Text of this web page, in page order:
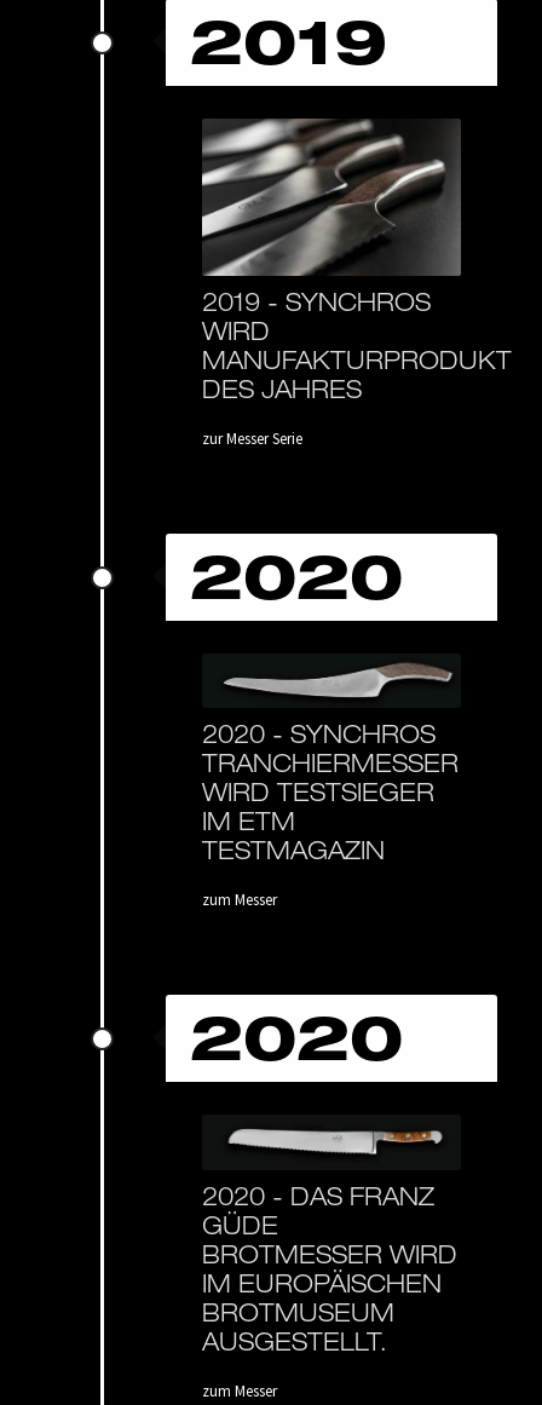
2019
2019 - SYNCHROS
WIRD
MANUFAKTURPRODUKT
DES JAHRES
zur Messer Serie
2020
2020 - SYNCHROS
TRANCHIERMESSER
WIRD TESTSIEGER
IM ETM
TESTMAGAZIN
zum Messer
2020
2020 - DAS FRANZ
GÜDE
BROTMESSER WIRD
IM EUROPÄISCHEN
BROTMUSEUM
AUSGESTELLT.
zum Messer